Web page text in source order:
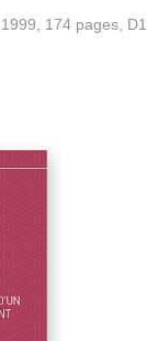
Chapitre 3_La
Chapitre 6_L'opinion
1999, 174 pages,